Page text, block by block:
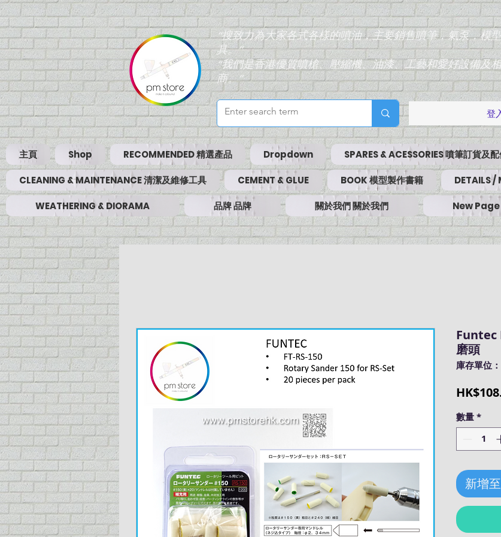
“搜致力為大家各式各樣的噴油，主要銷售噴筆，氣泵，模
具。”
“我們是香港優質噴槍、壓縮機、油漆、工藝和愛好設備及
商。”
登
主頁 Shop RECOMMENDED 精選產品 Dropdown SPARES & ACESSORIES 噴筆訂貨及
CLEANING & MAINTENANCE 清潔及維修工具 CEMENT & GLUE BOOK 模型製作書籍 DETAILS /
WEATHERING & DIORAMA 品牌 品牌 關於我們 關於我們 New Page
Funtec
磨頭
庫存單位
數量*
新增